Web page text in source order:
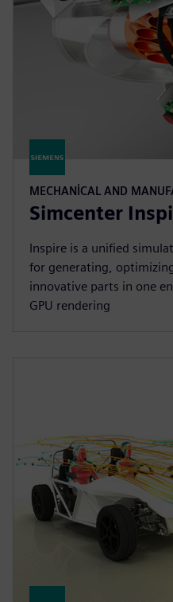
MECHANICAL AND
Simcenter
Inspire is a unified
for generating,
innovative parts in one
GPU rendering